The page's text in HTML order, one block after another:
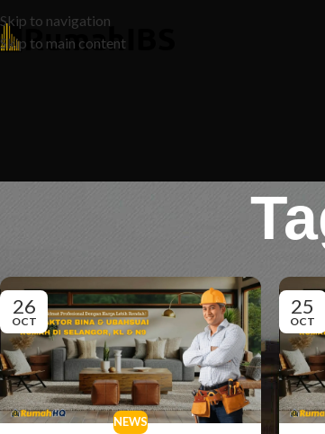
Skip to navigation
Skip to main content
26
OCT
NEWS
25
OCT